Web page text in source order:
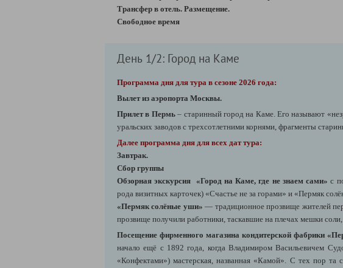
Трансфер в отель. Размещение.
Свободное время
День 1/2: Город на Каме
Программа дня для тура в сезоне 2026 года:
Вылет из аэропорта Москвы.
Прилет в Пермь– старинный город на Каме. Его называют
уральских заводов с трехсотлетними корнями, фрагменты
Далее программа дня для всех дат тура:
Завтрак.
Сбор группы
Обзорная экскурсия «Город на Каме, где не знаем сами» с
рода визитных карточек) «Счастье не за горами» и «Пермяк
«Пермяк солёные уши» — традиционное прозвище жителей
прозвище получили работники, таскавшие на плечах мешки
Посещение фирменного магазина кондитерской фабрики
начало ещё с 1892 года, когда Владимиром Васильевичем
«Конфектами») мастерская, названная «Камой». С тех пор та